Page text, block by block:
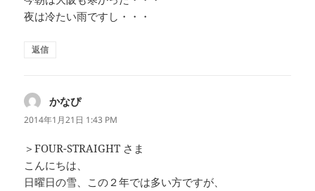
夜は冷たい雨ですし・・・
返信
かなぴよ
り:
2014年1月21日 1:43 PM
＞FOUR-STRAIGHT さま
こんにちは、
日曜日の雪、この２年では多い方ですが、